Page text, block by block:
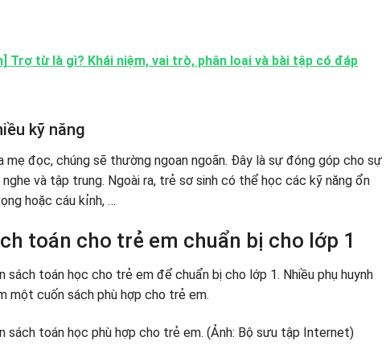
Trợ từ là gì? Khái niệm, vai trò, phân loại và bài tập có đáp
kỹ năng
đọc, chúng sẽ thường ngoan ngoãn. Đây là sự đóng góp cho sự
và tập trung. Ngoài ra, trẻ sơ sinh có thể học các kỹ năng ổn
hoặc cáu kỉnh, …
toán cho trẻ em chuẩn bị cho lớp 1
sách toán học cho trẻ em để chuẩn bị cho lớp 1. Nhiều phụ huynh
một cuốn sách phù hợp cho trẻ em.